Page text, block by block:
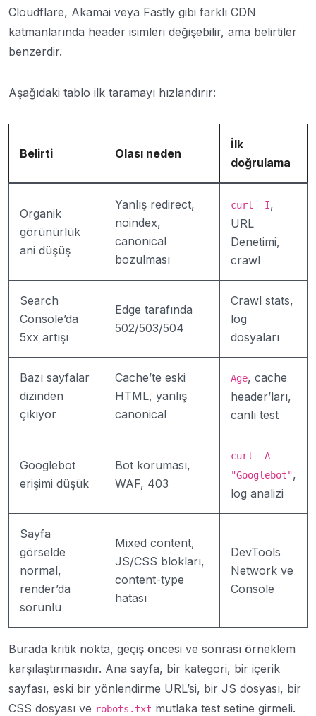
Cloudflare, Akamai veya Fastly gibi farklı CDN
katmanlarında header isimleri değişebilir, ama belirtiler
benzerdir.
Aşağıdaki tablo ilk taramayı hızlandırır:
Belirti Olası neden
İlk
doğrulama
Organik
görünürlük
ani düşüş
Yanlış redirect,
noindex,
canonical
bozulması
curl -I,
URL
Denetimi,
crawl
Search
Console’da
5xx artışı
Edge tarafında
502/503/504
Crawl stats,
log
dosyaları
Bazı sayfalar
dizinden
çıkıyor
Cache’te eski
HTML, yanlış
canonical
Age, cache
header’ları,
canlı test
Googlebot
erişimi düşük
Bot koruması,
WAF, 403
curl -A
"Googlebot",
log analizi
Sayfa
görselde
normal,
render’da
sorunlu
Mixed content,
JS/CSS blokları,
content-type
hatası
DevTools
Network ve
Console
Burada kritik nokta, geçiş öncesi ve sonrası örneklem
karşılaştırmasıdır. Ana sayfa, bir kategori, bir içerik
sayfası, eski bir yönlendirme URL’si, bir JS dosyası, bir
CSS dosyası ve robots.txt mutlaka test setine girmeli.